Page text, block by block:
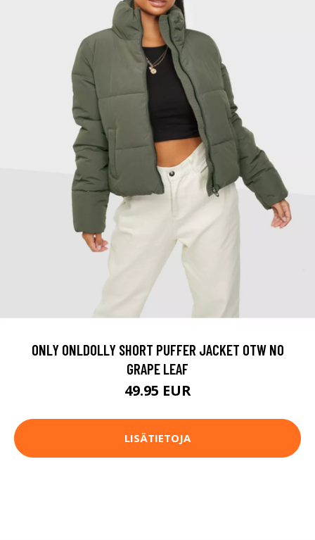
ONLY ONLDOLLY SHORT PUFFER JACKET OTW NO
GRAPE LEAF
49.95 EUR
LISÄTIETOJA